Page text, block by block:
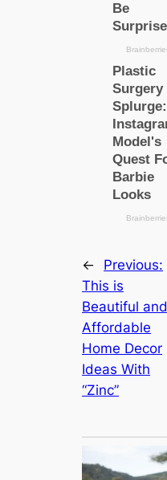
←
Previous:
This is
Beautiful and
Affordable
Home Decor
Ideas With
“Zinc”